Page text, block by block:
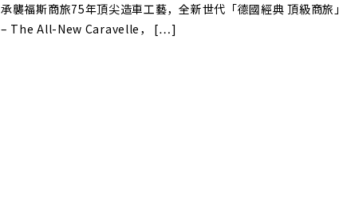
承襲福斯商旅75年頂尖造車工藝，全新世代「德國經典 頂級商旅」
– The All-New Caravelle， […]